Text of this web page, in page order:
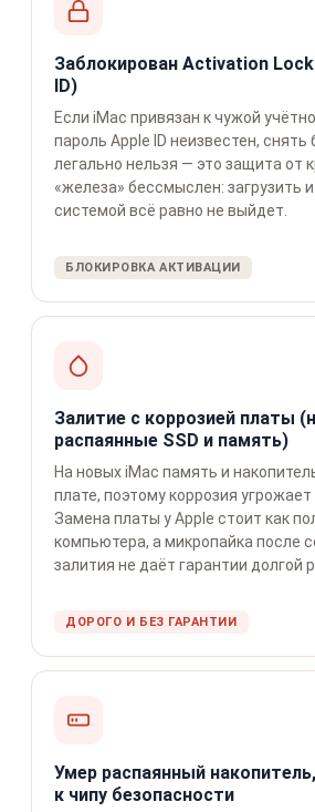
Заблокирован Activation
ID)
Если iMac привязан к чужой
пароль Apple ID неизвестен, снять
легально нельзя — это защита от
«железа» бессмыслен: загрузить
системой всё равно не выйдет.
БЛОКИРОВКА АКТИВАЦИИ
Залитие с коррозией платы
распаянные SSD и память)
На новых iMac память и
плате, поэтому коррозия
Замена платы у Apple стоит как
компьютера, а микропайка после
залития не даёт гарантии долгой
ДОРОГО И БЕЗ ГАРАНТИИ
Умер распаянный
к чипу безопасности